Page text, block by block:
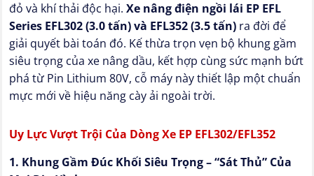
đỏ và khí thải độc hại. Xe nâng điện ngồi lái EP EFL
Series EFL302 (3.0 tấn) và EFL352 (3.5 tấn) ra đời để
giải quyết bài toán đó. Kế thừa trọn vẹn bộ khung gầm
siêu trọng của xe nâng dầu, kết hợp cùng sức mạnh bứt
phá từ Pin Lithium 80V, cỗ máy này thiết lập một chuẩn
mực mới về hiệu năng cày ải ngoài trời.
Uy Lực Vượt Trội Của Dòng Xe EP EFL302/EFL352
1. Khung Gầm Đúc Khối Siêu Trọng – “Sát Thủ” Của